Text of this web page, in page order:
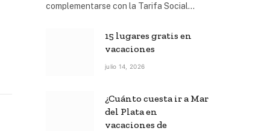
complementarse con la Tarifa Social…
15 lugares gratis en
vacaciones
julio 14, 2026
¿Cuánto cuesta ir a Mar
del Plata en
vacaciones de